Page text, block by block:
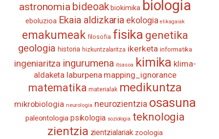
astronomia bideoak biokimika biologia
eboluzioa Ekaia aldizkaria ekologia elikagaiak
emakumeak filosofia fisika genetika
geologia historia hizkuntzalaritza ikerketa informatika
ingeniaritza ingurumena itsasoa kimika klima-
aldaketa laburpena mapping_ignorance
matematika materialak medikuntza
mikrobiologia neurologia neurozientzia osasuna
paleontologia psikologia soziologia teknologia
zientzia zientzialariak zoologia